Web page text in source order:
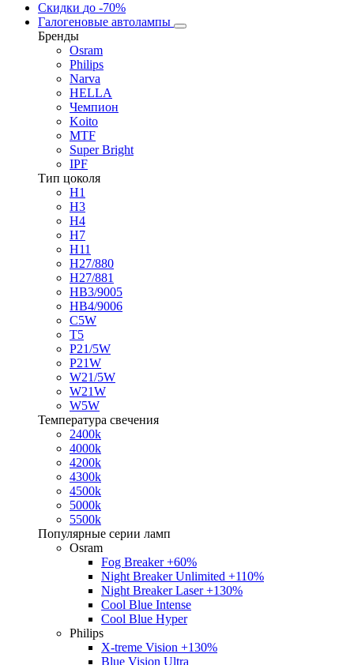
Скидки до -70%
Галогеновые автолампы
Бренды
Osram
Philips
Narva
HELLA
Чемпион
Koito
MTF
Super Bright
IPF
Тип цоколя
H1
H3
H4
H7
H11
H27/880
H27/881
HB3/9005
HB4/9006
C5W
T5
P21/5W
P21W
W21/5W
W21W
W5W
Температура свечения
2400k
4000k
4200k
4300k
4500k
5000k
5500k
Популярные серии ламп
Osram
Fog Breaker +60%
Night Breaker Unlimited +110%
Night Breaker Laser +130%
Cool Blue Intense
Cool Blue Hyper
Philips
X-treme Vision +130%
Blue Vision Ultra